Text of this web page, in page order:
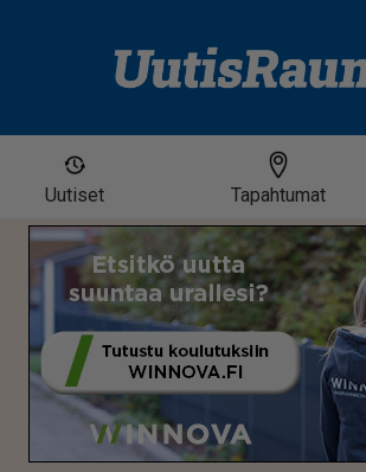
Uutiset Tapahtumat